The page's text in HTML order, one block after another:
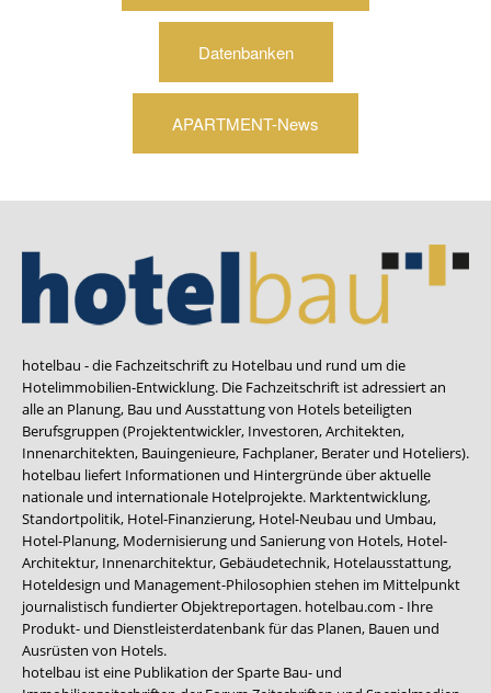
Datenbanken
APARTMENT-News
hotelbau - die Fachzeitschrift zu Hotelbau und rund um die
Hotelimmobilien-Entwicklung. Die Fachzeitschrift ist adressiert an
alle an Planung, Bau und Ausstattung von Hotels beteiligten
Berufsgruppen (Projektentwickler, Investoren, Architekten,
Innenarchitekten, Bauingenieure, Fachplaner, Berater und Hoteliers).
hotelbau liefert Informationen und Hintergründe über aktuelle
nationale und internationale Hotelprojekte. Marktentwicklung,
Standortpolitik, Hotel-Finanzierung, Hotel-Neubau und Umbau,
Hotel-Planung, Modernisierung und Sanierung von Hotels, Hotel-
Architektur, Innenarchitektur, Gebäudetechnik, Hotelausstattung,
Hoteldesign und Management-Philosophien stehen im Mittelpunkt
journalistisch fundierter Objektreportagen. hotelbau.com - Ihre
Produkt- und Dienstleisterdatenbank für das Planen, Bauen und
Ausrüsten von Hotels.
hotelbau ist eine Publikation der Sparte Bau- und